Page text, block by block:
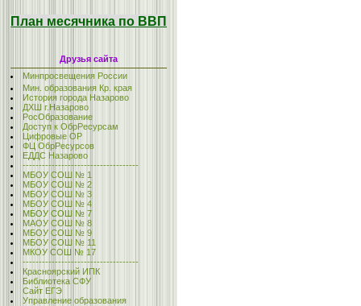
План месячника по ВВП
Друзья сайта
Минпросвещения России
Мин. образования Кр. края
История города Назарово
ДХШ г.Назарово
РосОбразование
Доступ к ОбрРесурсам
Цифровые ОР
ФЦ ОбрРесурсов
ЕДДС Назарово
------------------------------------
МБОУ СОШ № 1
МБОУ СОШ № 2
МБОУ СОШ № 3
МБОУ СОШ № 4
МБОУ СОШ № 7
МАОУ СОШ № 8
МБОУ СОШ № 9
МБОУ СОШ № 11
МКОУ СОШ № 17
------------------------------------
Красноярский ИПК
Библиотека СФУ
Сайт ЕГЭ
Управление образования